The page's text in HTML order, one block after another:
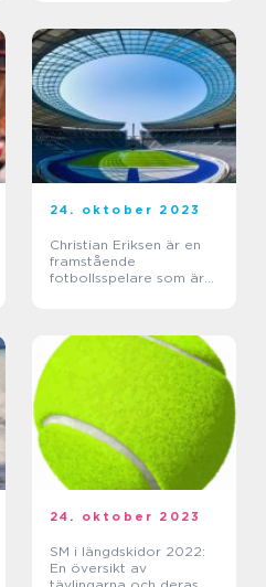
24. oktober 2023
Christian Eriksen är en
framstående
fotbollsspelare som är
i sitt lag
24. oktober 2023
SM i längdskidor 2022:
En översikt av